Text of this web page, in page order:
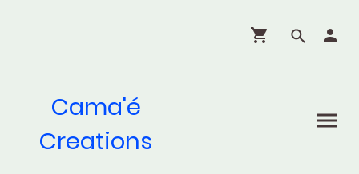
Cama'é
Creations